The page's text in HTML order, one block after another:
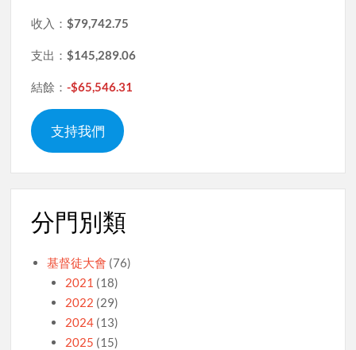
收入：$79,742.75
支出：$145,289.06
結餘：-$65,546.31
支持我們
分門別類
基督徒大會 (76)
2021 (18)
2022 (29)
2024(13)
2025 (15)